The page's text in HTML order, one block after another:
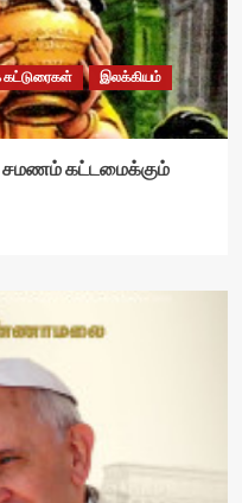
இலக்கியம்
சமணம் கட்டமைக்கும்